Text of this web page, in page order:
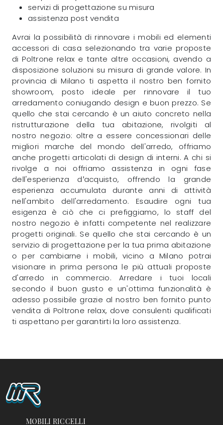
servizi di progettazione su misura
assistenza post vendita
Avrai la possibilità di rinnovare i mobili ed elementi
accessori di casa selezionando tra varie proposte
di Poltrone relax e tante altre occasioni, avendo a
disposizione soluzioni su misura di grande valore. In
provincia di Milano ti aspetta il nostro ben fornito
showroom, posto ideale per rinnovare il tuo
arredamento coniugando design e buon prezzo. Se
quello che stai cercando è un aiuto concreto nella
ristrutturazione della tua abitazione, rivolgiti al
nostro negozio: oltre a essere concessionari delle
migliori marche del mondo dell'arredo, offriamo
anche progetti articolati di design di interni. A chi si
rivolge a noi offriamo assistenza in ogni fase
dell'esperienza d’acquisto, offrendo la grande
esperienza accumulata durante anni di attività
nell'ambito dell'arredamento. Esaudire ogni tua
esigenza è ciò che ci prefiggiamo, lo staff del
nostro negozio è infatti competente nel realizzare
progetti originali. Se quello che stai cercando è un
servizio di progettazione per la tua prima abitazione
o per cambiarne i mobili, vicino a Milano potrai
visionare in prima persona le più attuali proposte
d'arredo in commercio. Arredare i tuoi locali
secondo il buon gusto e un'ottima funzionalità è
adesso possibile grazie al nostro ben fornito punto
vendita di Poltrone relax, dove consulenti qualificati
ti aspettano per garantirti la loro assistenza.
MOBILI RICCELLI